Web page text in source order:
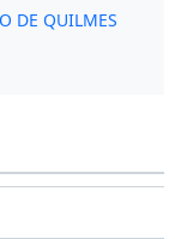
DE QUILMES